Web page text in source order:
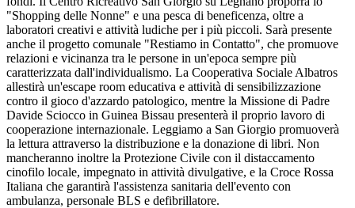
"Shopping delle Nonne" e una pesca di beneficenza, oltre a
laboratori creativi e attività ludiche per i più piccoli. Sarà presente
anche il progetto comunale "Restiamo in Contatto", che promuove
relazioni e vicinanza tra le persone in un'epoca sempre più
caratterizzata dall'individualismo. La Cooperativa Sociale Albatros
allestirà un'escape room educativa e attività di sensibilizzazione
contro il gioco d'azzardo patologico, mentre la Missione di Padre
Davide Sciocco in Guinea Bissau presenterà il proprio lavoro di
cooperazione internazionale. Leggiamo a San Giorgio promuoverà
la lettura attraverso la distribuzione e la donazione di libri. Non
mancheranno inoltre la Protezione Civile con il distaccamento
cinofilo locale, impegnato in attività divulgative, e la Croce Rossa
Italiana che garantirà l'assistenza sanitaria dell'evento con
ambulanza, personale BLS e defibrillatore.